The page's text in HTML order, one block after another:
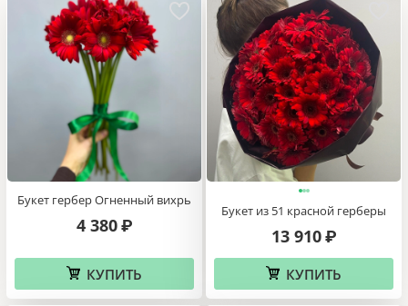
Букет гербер Огненный вихрь
4 380 ₽
КУПИТЬ
Букет из 51 красной герберы
13 910 ₽
КУПИТЬ